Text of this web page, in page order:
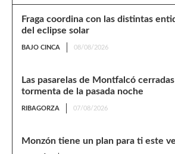
Fraga coordina con las distintas
del eclipse solar
BAJO CINCA 08/08/2026
Las pasarelas de Montfalcó
tormenta de la pasada noche
RIBAGORZA 07/08/2026
Monzón tiene un plan para ti este